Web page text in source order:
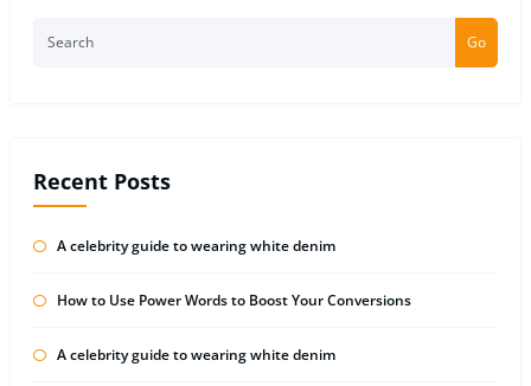
Go
Recent Posts
A celebrity guide to wearing white denim
How to Use Power Words to Boost Your Conversions
A celebrity guide to wearing white denim